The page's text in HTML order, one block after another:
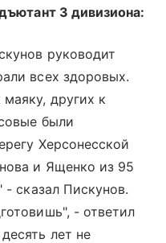
3 дивизиона:
руководит
всех здоровых.
других к
были
Херсонесской
и Ященко из 95
сказал Пискунов.
- ответил
лет не